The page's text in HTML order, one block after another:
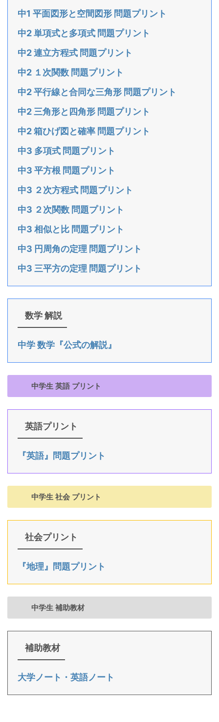
中1 平面図形と空間図形 問題プリント
中2 単項式と多項式 問題プリント
中2 連立方程式 問題プリント
中2 １次関数 問題プリント
中2 平行線と合同な三角形 問題プリント
中2 三角形と四角形 問題プリント
中2 箱ひげ図と確率 問題プリント
中3 多項式 問題プリント
中3 平方根 問題プリント
中3 ２次方程式 問題プリント
中3 ２次関数 問題プリント
中3 相似と比 問題プリント
中3 円周角の定理 問題プリント
中3 三平方の定理 問題プリント
数学 解説
中学 数学『公式の解説』
中学生 英語 プリント
英語プリント
『英語』問題プリント
中学生 社会 プリント
社会プリント
『地理』問題プリント
中学生 補助教材
補助教材
大学ノート・英語ノート